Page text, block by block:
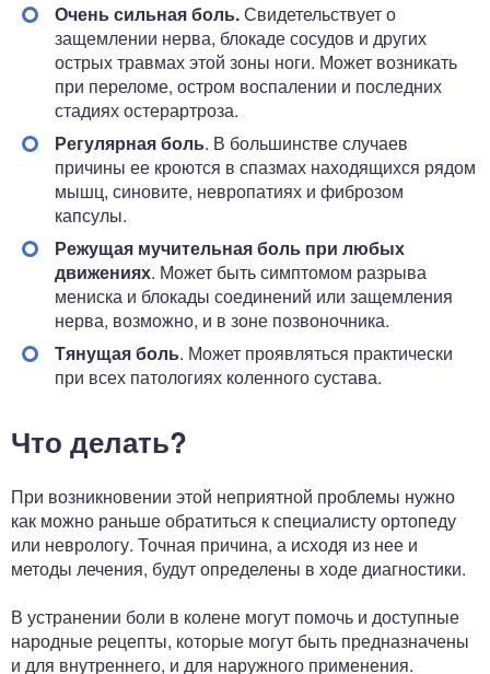
Очень сильная боль.Свидетельствует о
защемлении нерва, блокаде сосудов и других
острых травмах этой зоны ноги. Может возникать
при переломе, остром воспалении и последних
стадиях остерартроза.
Регулярная боль. В большинстве случаев
причины ее кроются в спазмах находящихся рядом
мышц, синовите, невропатиях и фиброзом
капсулы.
Режущая мучительная боль при любых
движениях. Может быть симптомом разрыва
мениска и блокады соединений или защемления
нерва, возможно, и в зоне позвоночника.
Тянущая боль. Может проявляться практически
при всех патологиях коленного сустава.
Что делать?
При возникновении этой неприятной проблемы нужно
как можно раньше обратиться к специалисту ортопеду
или неврологу. Точная причина, а исходя из нее и
методы лечения, будут определены в ходе диагностики.
В устранении боли в колене могут помочь и доступные
народные рецепты, которые могут быть предназначены
и для внутреннего, и для наружного применения.